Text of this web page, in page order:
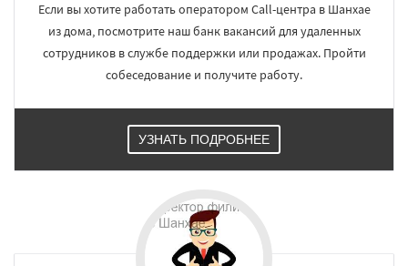
Если вы хотите работать оператором Call-центра в Шанхае
из дома, посмотрите наш банк вакансий для удаленных
сотрудников в службе поддержки или продажах. Пройти
собеседование и получите работу.
УЗНАТЬ ПОДРОБНЕЕ